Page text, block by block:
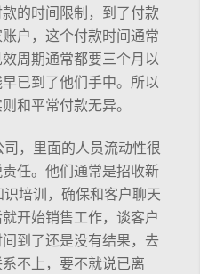
的时间限制，到了付款
户，这个付款时间通常
周期通常都要三个月以
已到了他们手中。所以
和平常付款无异。
，里面的人员流动性很
任。他们通常是招收新
培训，确保和客户聊天
开始销售工作，谈客户
到了还是没有结果，去
不上，要不就说已离